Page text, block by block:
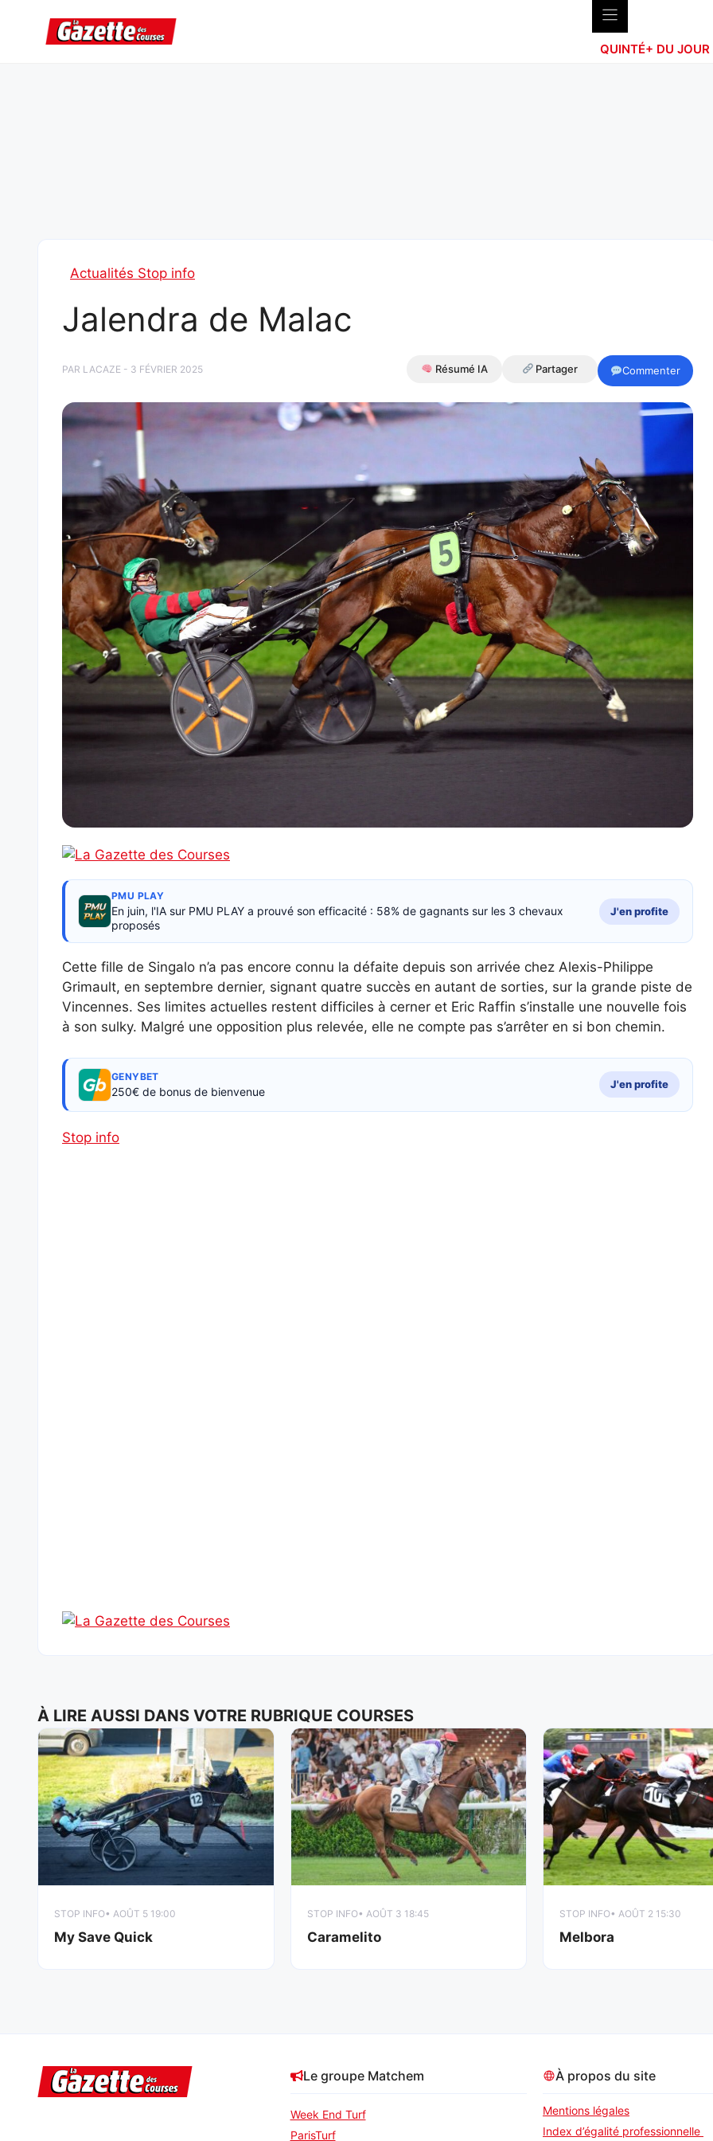
contenu
QUINTÉ+ DU JOUR
Actualités Stop info
Jalendra de Malac
PAR LACAZE - 3 FÉVRIER 2025 Résumé IA Partager Commenter
PMU PLAY
En juin, l'IA sur PMU PLAY a prouvé son efficacité : 58% de gagnants sur les 3 chevaux
proposés
J'en profite
Cette fille de Singalo n’a pas encore connu la défaite depuis son arrivée chez Alexis-Philippe
Grimault, en septembre dernier, signant quatre succès en autant de sorties, sur la grande piste de
Vincennes. Ses limites actuelles restent difficiles à cerner et Eric Raffin s’installe une nouvelle fois
à son sulky. Malgré une opposition plus relevée, elle ne compte pas s’arrêter en si bon chemin.
GENYBET
250€ de bonus de bienvenue
J'en profite
Stop info
À LIRE AUSSI DANS VOTRE RUBRIQUE COURSES
STOP INFO• AOÛT 5 19:00
My Save Quick
STOP INFO• AOÛT 3 18:45
Caramelito
STOP INFO• AOÛT 2 15:30
Melbora
Le groupe Matchem
Week End Turf
ParisTurf
À propos du site
Mentions légales
Index d’égalité professionnelle